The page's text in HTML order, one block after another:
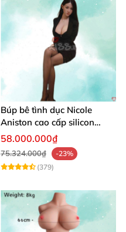
Búp bê tình dục Nicole
Aniston cao cấp silicon
mềm mại giá tốt
58.000.000₫
75.324.000₫
-23%
(379)